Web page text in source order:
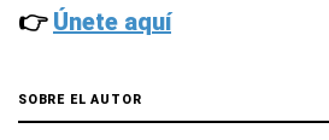
👉 Únete aquí
SOBRE EL AUTOR